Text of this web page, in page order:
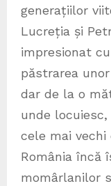
generațiilor
Lucreția și
impresionat
păstrarea
dar de la o
unde
cele mai
România încă
momârlanilor